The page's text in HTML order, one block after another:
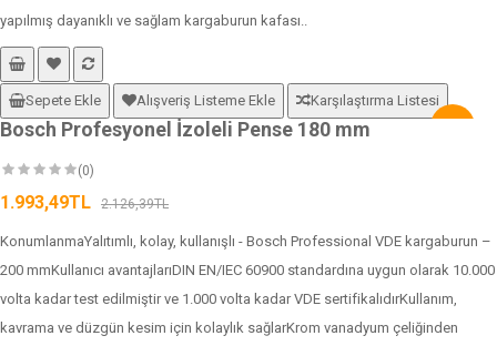
yapılmış dayanıklı ve sağlam kargaburun kafası..
Sepete Ekle Alışveriş Listeme Ekle Karşılaştırma Listesi
Bosch Profesyonel İzoleli Pense 180 mm
(0)
1.993,49TL 2.126,39TL
KonumlanmaYalıtımlı, kolay, kullanışlı - Bosch Professional VDE kargaburun –
200 mmKullanıcı avantajlarıDIN EN/IEC 60900 standardına uygun olarak 10.000
volta kadar test edilmiştir ve 1.000 volta kadar VDE sertifikalıdırKullanım,
kavrama ve düzgün kesim için kolaylık sağlarKrom vanadyum çeliğinden